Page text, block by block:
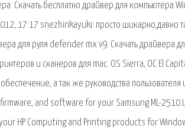
Скачать бесплатно драйвер для компьютера
17:17 snezhinkayuki: просто шикарно,давно
для руля defender mx v9. Скачать драйвера
и сканеров для mac. OS Sierra, ОС El
а так же руководства
and software for your Samsung ML-2510
HP Computing and Printing products for